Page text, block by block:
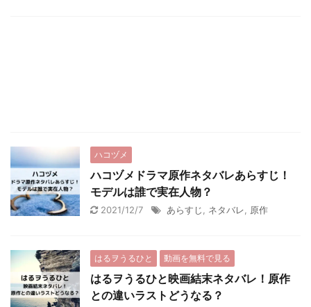
ハコヅメ
ハコヅメドラマ原作ネタバレあらすじ！
モデルは誰で実在人物？
2021/12/7 あらすじ ネタバレ 原作
はるヲうるひと 動画を無料で見る
はるヲうるひと映画結末ネタバレ！原作
との違いラストどうなる？